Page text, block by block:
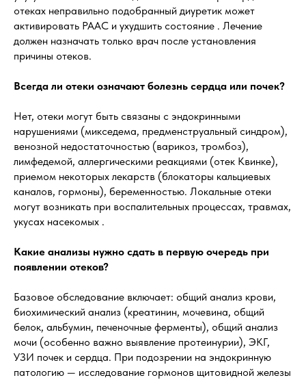
отеках неправильно подобранный диуретик может
активировать РААС и ухудшить состояние . Лечение
должен назначать только врач после установления
причины отеков.
Всегда ли отеки означают болезнь сердца или почек?
Нет, отеки могут быть связаны с эндокринными
нарушениями (микседема, предменструальный синдром),
венозной недостаточностью (варикоз, тромбоз),
лимфедемой, аллергическими реакциями (отек Квинке),
приемом некоторых лекарств (блокаторы кальциевых
каналов, гормоны), беременностью. Локальные отеки
могут возникать при воспалительных процессах, травмах,
укусах насекомых .
Какие анализы нужно сдать в первую очередь при
появлении отеков?
Базовое обследование включает: общий анализ крови,
биохимический анализ (креатинин, мочевина, общий
белок, альбумин, печеночные ферменты), общий анализ
мочи (особенно важно выявление протеинурии), ЭКГ,
УЗИ почек и сердца. При подозрении на эндокринную
патологию — исследование гормонов щитовидной железы